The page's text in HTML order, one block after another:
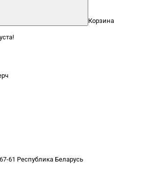
Корзина
61 Республика Беларусь